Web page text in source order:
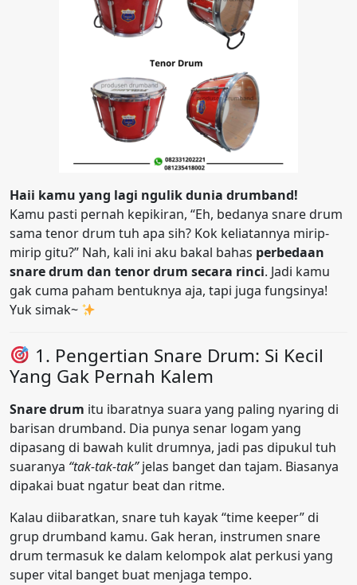
Haii kamu yang lagi ngulik dunia drumband!
Kamu pasti pernah kepikiran, “Eh, bedanya snare drum
sama tenor drum tuh apa sih? Kok keliatannya mirip-
mirip gitu?” Nah, kali ini aku bakal bahas perbedaan
snare drum dan tenor drum secara rinci. Jadi kamu
gak cuma paham bentuknya aja, tapi juga fungsinya!
Yuk simak~
1. Pengertian Snare Drum: Si Kecil
Yang Gak Pernah Kalem
Snare drum itu ibaratnya suara yang paling nyaring di
barisan drumband. Dia punya senar logam yang
dipasang di bawah kulit drumnya, jadi pas dipukul tuh
suaranya “tak-tak-tak”jelas banget dan tajam. Biasanya
dipakai buat ngatur beat dan ritme.
Kalau diibaratkan, snare tuh kayak “time keeper” di
grup drumband kamu. Gak heran, instrumen snare
drum termasuk ke dalam kelompok alat perkusi yang
super vital banget buat menjaga tempo.